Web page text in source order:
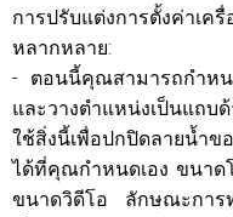
การปรับแต่งการตั้งค่าเค
หลากหลาย:
- ตอนนี้คุณสามารถกำหน
และวางตำแหน่งเป็นแถ
ใช้สิ่งนี้เพื่อปกปิดลายน้ำข
ได้ที่คุณกำหนดเอง ขนาด
ขนาดวิดีโอ ลักษณะการ